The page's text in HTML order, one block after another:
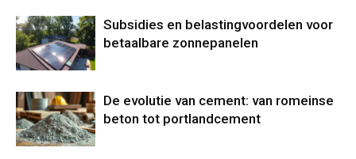
Subsidies en belastingvoordelen voor
betaalbare zonnepanelen
De evolutie van cement: van romeinse
beton tot portlandcement